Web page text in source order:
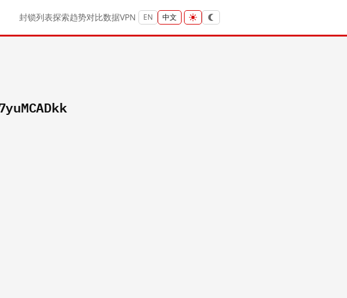
封锁列表探索趋势对比数据VPN EN 中文